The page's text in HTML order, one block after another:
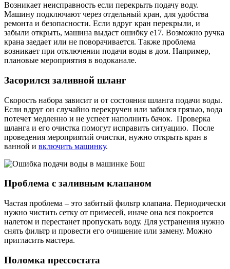
Возникает неисправность если перекрыть подачу воду.
Машину подключают через отдельный кран, для удобства
ремонта и безопасности. Если вдруг кран перекрыли, и
забыли открыть, машина выдаст ошибку е17. Возможно ручка
крана заедает или не поворачивается. Также проблема
возникает при отключении подачи воды в дом. Например,
плановые мероприятия в водоканале.
Засорился заливной шланг
Скорость набора зависит и от состояния шланга подачи воды.
Если вдруг он случайно перекручен или забился грязью, вода
потечет медленно и не успеет наполнить бачок. Проверка
шланга и его очистка помогут исправить ситуацию. После
проведения мероприятий очистки, нужно открыть кран в
ванной и включить машинку.
Проблема с заливным клапаном
Частая проблема – это забитый фильтр клапана. Периодически
нужно чистить сетку от примесей, иначе она вся покроется
налетом и перестанет пропускать воду. Для устранения нужно
снять фильтр и провести его очищение или замену. Можно
пригласить мастера.
Поломка прессостата